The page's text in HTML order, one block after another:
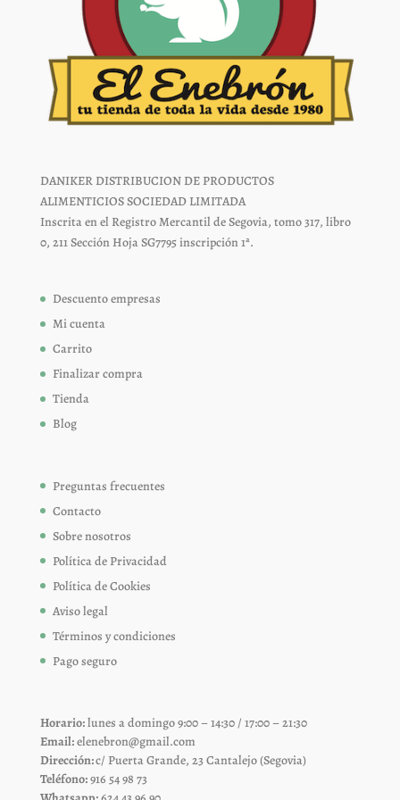
DANIKER DISTRIBUCION DE PRODUCTOS
ALIMENTICIOS SOCIEDAD LIMITADA
Inscrita en el Registro Mercantil de Segovia, tomo 317, libro
0, 211 Sección Hoja SG7795 inscripción 1ª.
Descuento empresas
Mi cuenta
Carrito
Finalizar compra
Tienda
Blog
Preguntas frecuentes
Contacto
Sobre nosotros
Política de Privacidad
Política de Cookies
Aviso legal
Términos y condiciones
Pago seguro
Horario:lunes a domingo 9:00 – 14:30 / 17:00 – 21:30
Email:elenebron@gmail.com
Dirección:c/ Puerta Grande, 23 Cantalejo (Segovia)
Teléfono:916 54 98 73